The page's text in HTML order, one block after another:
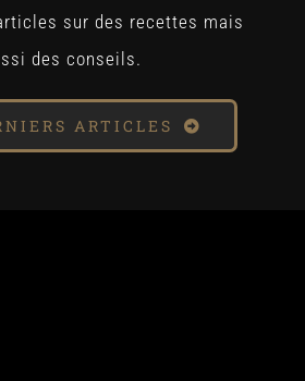
sur des recettes mais
des conseils.
ARTICLES